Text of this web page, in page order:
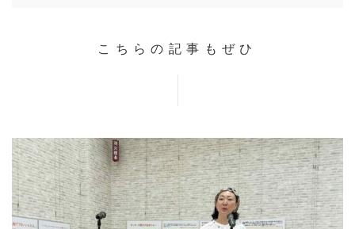
こちらの記事もぜひ